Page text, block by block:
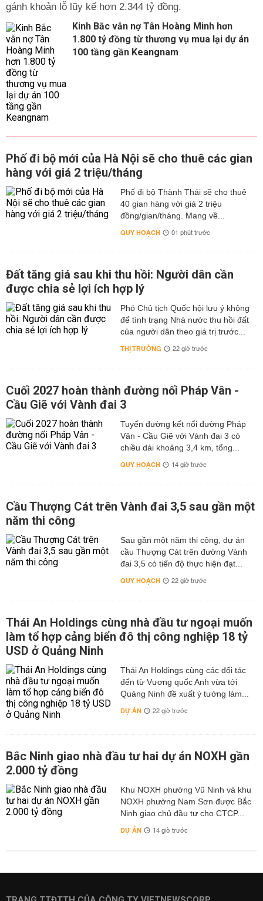
gánh khoản lỗ lũy kế hơn 2.344 tỷ đồng.
Kinh Bắc vẫn nợ Tân Hoàng Minh hơn
1.800 tỷ đồng từ thương vụ mua lại dự án
100 tầng gần Keangnam
Phố đi bộ mới của Hà Nội sẽ cho thuê các gian
hàng với giá 2 triệu/tháng
Phố đi bộ Thành Thái sẽ cho thuê
40 gian hàng với giá 2 triệu
đồng/gian/tháng. Mang về...
QUY HOẠCH 01 phút trước
Đất tăng giá sau khi thu hồi: Người dân cần
được chia sẻ lợi ích hợp lý
Phó Chủ tịch Quốc hội lưu ý không
để tình trạng Nhà nước thu hồi đất
của người dân theo giá trị trước...
THỊ TRƯỜNG 22 giờ trước
Cuối 2027 hoàn thành đường nối Pháp Vân -
Cầu Giẽ với Vành đai 3
Tuyến đường kết nối đường Pháp
Vân - Cầu Giẽ với Vành đai 3 có
chiều dài khoảng 3,4 km, tổng...
QUY HOẠCH 14 giờ trước
Cầu Thượng Cát trên Vành đai 3,5 sau gần một
năm thi công
Sau gần một năm thi công, dự án
cầu Thượng Cát trên đường Vành
đai 3,5 có tiến độ thực hiện đạt...
QUY HOẠCH 22 giờ trước
Thái An Holdings cùng nhà đầu tư ngoại muốn
làm tổ hợp cảng biển đô thị công nghiệp 18 tỷ
USD ở Quảng Ninh
Thái An Holdings cùng các đối tác
đến từ Vương quốc Anh vừa tới
Quảng Ninh đề xuất ý tưởng làm...
DỰ ÁN 22 giờ trước
Bắc Ninh giao nhà đầu tư hai dự án NOXH gần
2.000 tỷ đồng
Khu NOXH phường Vũ Ninh và khu
NOXH phường Nam Sơn được Bắc
Ninh giao chủ đầu tư cho CTCP...
DỰ ÁN 14 giờ trước